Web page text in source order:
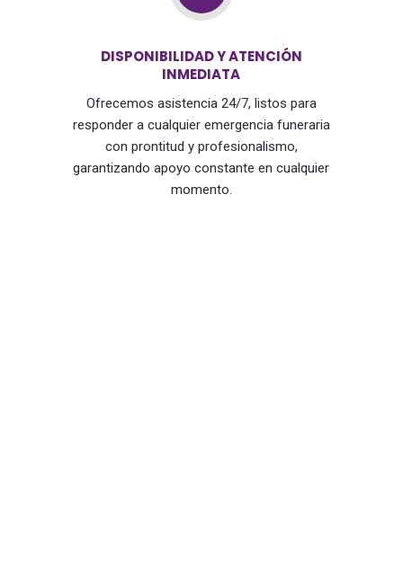
DISPONIBILIDAD Y ATENCIÓN
INMEDIATA
Ofrecemos asistencia 24/7, listos para
responder a cualquier emergencia funeraria
con prontitud y profesionalismo,
garantizando apoyo constante en cualquier
momento.